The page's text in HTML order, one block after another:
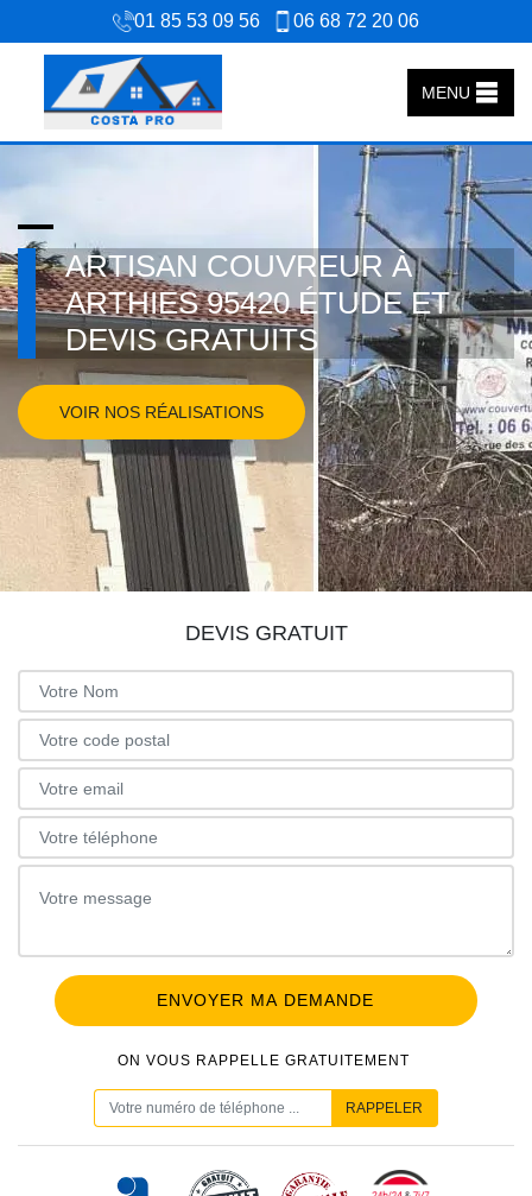
01 85 53 09 56 06 68 72 20 06
MENU
ARTISAN COUVREUR À
ARTHIES 95420 ÉTUDE ET
DEVIS GRATUITS
VOIR NOS RÉALISATIONS
DEVIS GRATUIT
ON VOUS RAPPELLE GRATUITEMENT